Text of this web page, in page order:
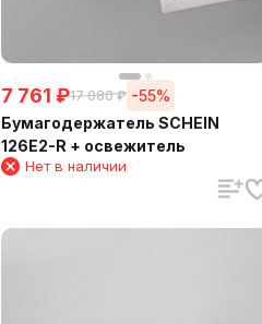
7 761 ₽17 080 ₽ -55%
Бумагодержатель SCHEIN
126E2-R + освежитель
Нет в наличии